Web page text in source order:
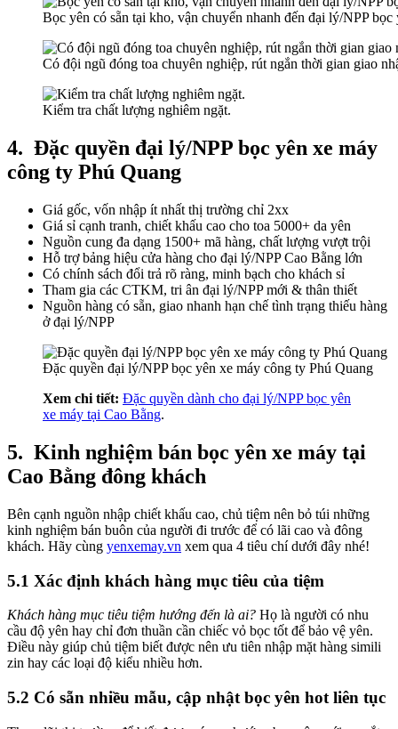
Bọc yên có sẵn tại kho, vận chuyển nhanh đến đại lý/NPP
Có đội ngũ đóng toa chuyên nghiệp, rút ngắn thời gian giao
Kiểm tra chất lượng nghiêm ngặt.
4. Đặc quyền đại lý/NPP bọc yên xe máy
công ty Phú Quang
Giá gốc, vốn nhập ít nhất thị trường chỉ 2xx
Giá sỉ cạnh tranh, chiết khấu cao cho toa 5000+ da yên
Nguồn cung đa dạng 1500+ mã hàng, chất lượng vượt trội
Hỗ trợ bảng hiệu cửa hàng cho đại lý/NPP Cao Bằng lớn
Có chính sách đổi trả rõ ràng, minh bạch cho khách sỉ
Tham gia các CTKM, tri ân đại lý/NPP mới & thân thiết
Nguồn hàng có sẵn, giao nhanh hạn chế tình trạng thiếu hàng
ở đại lý/NPP
Đặc quyền đại lý/NPP bọc yên xe máy công ty Phú Quang
Xem chi tiết: Đặc quyền dành cho đại lý/NPP bọc yên
xe máy tại Cao Bằng.
5. Kinh nghiệm bán bọc yên xe máy tại
Cao Bằng đông khách
Bên cạnh nguồn nhập chiết khấu cao, chủ tiệm nên bỏ túi những
kinh nghiệm bán buôn của người đi trước để có lãi cao và đông
khách. Hãy cùng yenxemay.vn xem qua 4 tiêu chí dưới đây nhé!
5.1 Xác định khách hàng mục tiêu của tiệm
Khách hàng mục tiêu tiệm hướng đến là ai? Họ là người có nhu
cầu độ yên hay chỉ đơn thuần cần chiếc vỏ bọc tốt để bảo vệ yên.
Điều này giúp chủ tiệm biết được nên ưu tiên nhập mặt hàng simili
zin hay các loại độ kiểu nhiều hơn.
5.2 Có sẵn nhiều mẫu, cập nhật bọc yên hot liên tục